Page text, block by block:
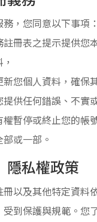
，您同意以下事項：
註冊表之提示提供您
新您個人資料，確保
供任何錯誤、不實
暫停或終止您的帳
或一部。
隱私權政策
以及其他特定資料
受到保護與規範。您